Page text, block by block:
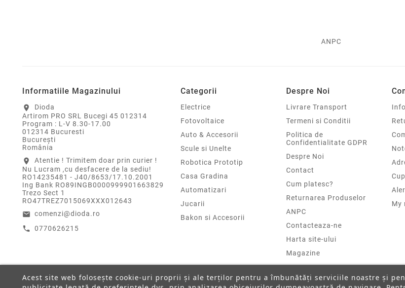
ANPC
Informatiile Magazinului
location_on
Dioda
Artirom PRO SRL Bucegi 45 012314
Program : L-V 8.30-17.00
012314 Bucuresti
Bucureşti
România
location_on
Atentie ! Trimitem doar prin curier !
Nu Lucram ,cu desfacere de la sediu!
RO14235481 - J40/8653/17.10.2001
Ing Bank RO89INGB0000999901663829
Trezo Sect 1
RO47TREZ7015069XXX012643
email comenzi@dioda.ro
call 0770626215
Categorii
Electrice
Fotovoltaice
Auto & Accesorii
Scule si Unelte
Robotica Prototip
Casa Gradina
Automatizari
Jucarii
Bakon si Accesorii
Despre Noi
Livrare Transport
Termeni si Conditii
Politica de
Confidentialitate GDPR
Despre Noi
Contact
Cum platesc?
Returnarea Produselor
ANPC
Contacteaza-ne
Harta site-ului
Magazine
My
Acest site web folosește cookie-uri proprii și ale terților pentru a îmbunătăți serviciile noastre și